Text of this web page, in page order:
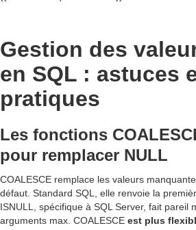
Gestion des
en SQL : astuces
pratiques
Les fonctions
pour remplacer NULL
COALESCE remplace les valeurs
défaut. Standard SQL, elle renvoie la
ISNULL, spécifique à SQL Server, fait pareil
arguments max. COALESCE est plus